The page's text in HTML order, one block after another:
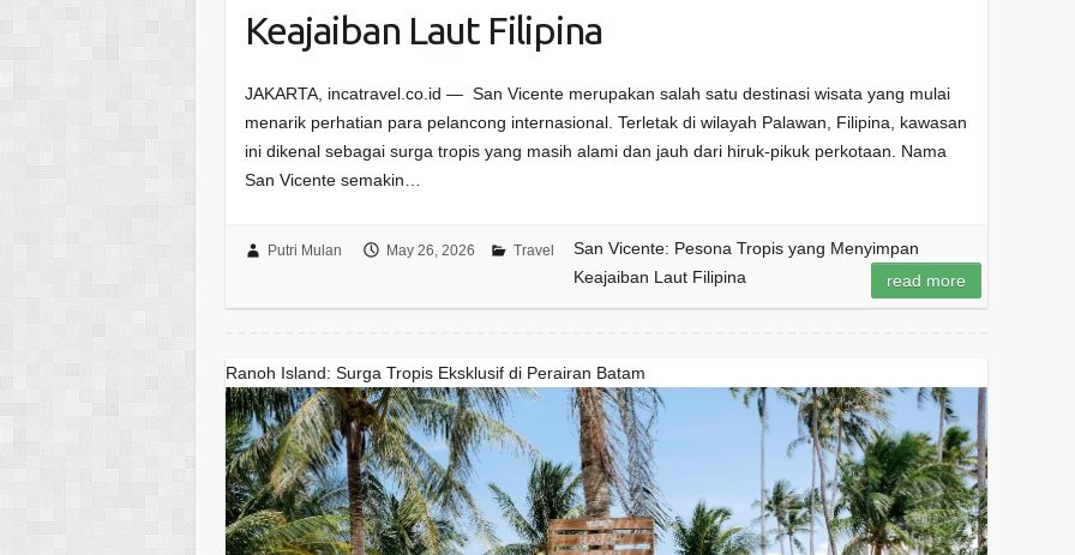
Keajaiban Laut Filipina
JAKARTA, incatravel.co.id — San Vicente merupakan salah satu destinasi wisata yang mulai
menarik perhatian para pelancong internasional. Terletak di wilayah Palawan, Filipina, kawasan
ini dikenal sebagai surga tropis yang masih alami dan jauh dari hiruk-pikuk perkotaan. Nama
San Vicente semakin…
Putri Mulan May 26, 2026 Travel
San Vicente: Pesona Tropis yang Menyimpan
Keajaiban Laut Filipina
read more
Ranoh Island: Surga Tropis Eksklusif di Perairan Batam